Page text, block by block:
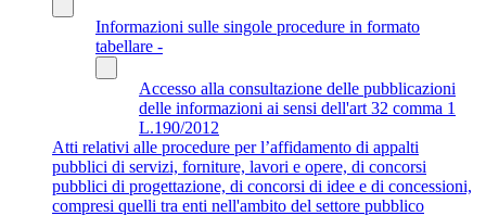
Informazioni sulle singole procedure in formato
tabellare -
Accesso alla consultazione delle pubblicazioni
delle informazioni ai sensi dell'art 32 comma 1
L.190/2012
Atti relativi alle procedure per l’affidamento di appalti
pubblici di servizi, forniture, lavori e opere, di concorsi
pubblici di progettazione, di concorsi di idee e di concessioni,
compresi quelli tra enti nell'ambito del settore pubblico